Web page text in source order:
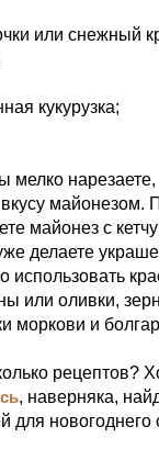
или снежный
кукурузка;
мелко
вкусу
майонез с
делаете
использовать
или оливки,
моркови и
рецептов?
, наверняка,
для новогоднего